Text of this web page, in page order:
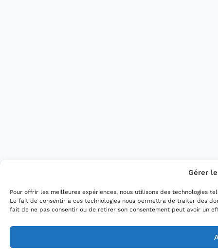
Gérer
Pour offrir les meilleures expériences, nous utilisons des technologies
Le fait de consentir à ces technologies nous permettra de traiter des
fait de ne pas consentir ou de retirer son consentement peut avoir un